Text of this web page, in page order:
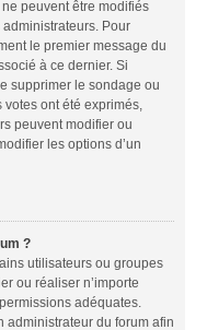
peuvent être modifiés
Pour
le premier message du
à ce dernier. Si
supprimer le sondage ou
ont été exprimés,
peuvent modifier ou
les options d’un
?
utilisateurs ou groupes
ou réaliser n’importe
adéquates.
administrateur du forum afin